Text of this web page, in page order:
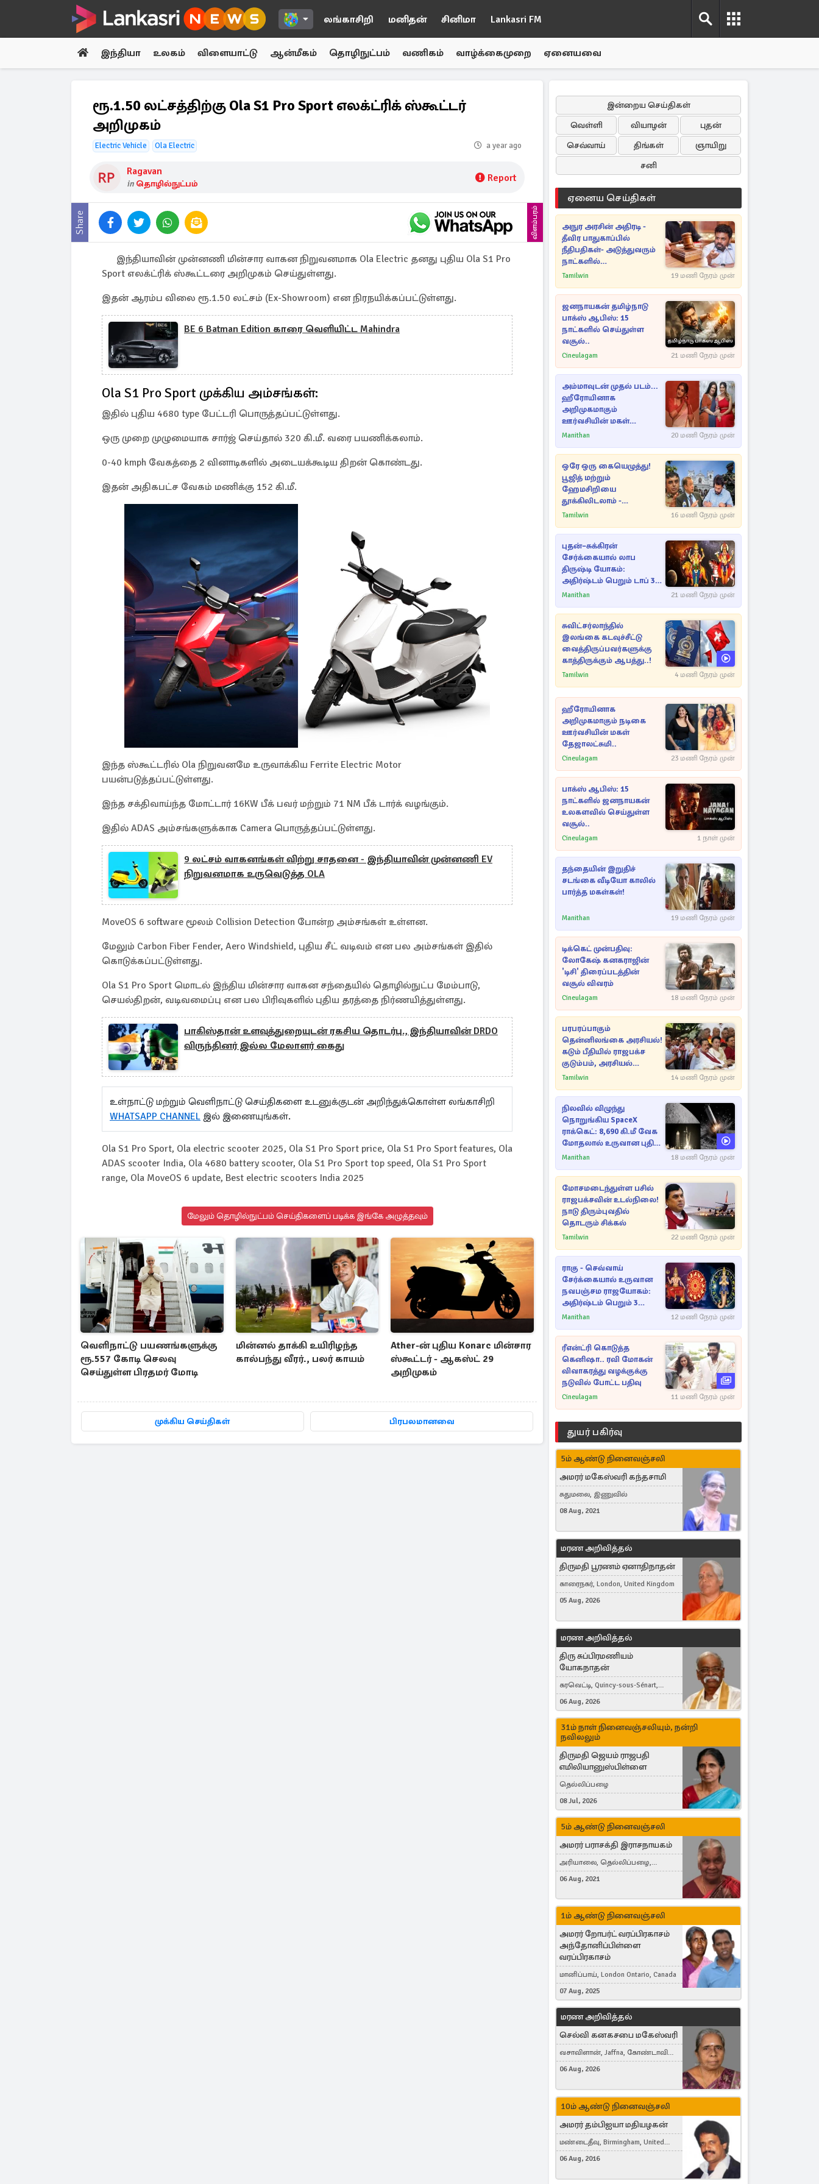
லங்காசிறி மனிதன் சினிமா Lankasri FM
இந்தியா உலகம் விளையாட்டு ஆன்மீகம் தொழிநுட்பம் வணிகம் வாழ்க்கைமுறை ஏனையவை
ரூ.1.50 லட்சத்திற்கு Ola S1 Pro Sport எலக்ட்ரிக் ஸ்கூட்டர்
அறிமுகம்
Electric Vehicle Ola Electric a year ago
Ragavan
in தொழில்நுட்பம் Report
Share விளம்பரம்
இந்தியாவின் முன்னணி மின்சார வாகன நிறுவனமாக Ola Electric தனது புதிய Ola S1 Pro
Sport எலக்ட்ரிக் ஸ்கூட்டரை அறிமுகம் செய்துள்ளது.
இதன் ஆரம்ப விலை ரூ.1.50 லட்சம் (Ex-Showroom) என நிரநயிக்கப்பட்டுள்ளது.
BE 6 Batman Edition காரை வெளியிட்ட Mahindra
Ola S1 Pro Sport முக்கிய அம்சங்கள்:
இதில் புதிய 4680 type பேட்டரி பொருத்தப்பட்டுள்ளது.
ஒரு முறை முழுமையாக சார்ஜ் செய்தால் 320 கி.மீ. வரை பயணிக்கலாம்.
0-40 kmph வேகத்தை 2 வினாடிகளில் அடையக்கூடிய திறன் கொண்டது.
இதன் அதிகபட்ச வேகம் மணிக்கு 152 கி.மீ.
இந்த ஸ்கூட்டரில் Ola நிறுவனமே உருவாக்கிய Ferrite Electric Motor
பயன்படுத்தப்பட்டுள்ளது.
இந்த சக்திவாய்ந்த மோட்டார் 16KW பீக் பவர் மற்றும் 71 NM பீக் டார்க் வழங்கும்.
இதில் ADAS அம்சங்களுக்காக Camera பொருத்தப்பட்டுள்ளது.
9 லட்சம் வாகனங்கள் விற்று சாதனை - இந்தியாவின் முன்னணி EV
நிறுவனமாக உருவெடுத்த OLA
MoveOS 6 software மூலம் Collision Detection போன்ற அம்சங்கள் உள்ளன.
மேலும் Carbon Fiber Fender, Aero Windshield, புதிய சீட் வடிவம் என பல அம்சங்கள் இதில்
கொடுக்கப்பட்டுள்ளது.
Ola S1 Pro Sport மொடல் இந்திய மின்சார வாகன சந்தையில் தொழில்நுட்ப மேம்பாடு,
செயல்திறன், வடிவமைப்பு என பல பிரிவுகளில் புதிய தரத்தை நிர்ணயித்துள்ளது.
பாகிஸ்தான் உளவுத்துறையுடன் ரகசிய தொடர்பு., இந்தியாவின் DRDO
விருந்தினர் இல்ல மேலாளர் கைது
உள்நாட்டு மற்றும் வெளிநாட்டு செய்திகளை உடனுக்குடன் அறிந்துக்கொள்ள லங்காசிறி
WHATSAPP CHANNEL இல் இணையுங்கள்.
Ola S1 Pro Sport, Ola electric scooter 2025, Ola S1 Pro Sport price, Ola S1 Pro Sport features, Ola
ADAS scooter India, Ola 4680 battery scooter, Ola S1 Pro Sport top speed, Ola S1 Pro Sport
range, Ola MoveOS 6 update, Best electric scooters India 2025
மேலும் தொழில்நுட்பம் செய்திகளைப் படிக்க இங்கே அழுத்தவும்
வெளிநாட்டு பயணங்களுக்கு
ரூ.557 கோடி செலவு
செய்துள்ள பிரதமர் மோடி
மின்னல் தாக்கி உயிரிழந்த
கால்பந்து வீரர்., பலர் காயம்
Ather-ன் புதிய Konarc மின்சார
ஸ்கூட்டர் - ஆகஸ்ட் 29
அறிமுகம்
முக்கிய செய்திகள் பிரபலமானவை
இன்றைய செய்திகள்
வெள்ளி
வியாழன்
புதன்
செவ்வாய்
திங்கள்
ஞாயிறு
சனி
ஏனைய செய்திகள்
அநுர அரசின் அதிரடி -
தீவிர பாதுகாப்பில்
நீதிபதிகள்- அடுத்துவரும்
நாட்களில்
அம்பலமாகவுள்ள ரகசியம்
Tamilwin 19 மணி நேரம் முன்
ஜனநாயகன் தமிழ்நாடு
பாக்ஸ் ஆபிஸ்: 15
நாட்களில் செய்துள்ள
வசூல்..
Cineulagam 21 மணி நேரம் முன்
அம்மாவுடன் முதல் படம்...
ஹீரோயினாக
அறிமுகமாகும்
ஊர்வசியின் மகள்
தேஜலட்சுமி!
Manithan 20 மணி நேரம் முன்
ஒரே ஒரு கையெழுத்து!
பூஜித் மற்றும்
ஹேமசிறியை
தூக்கிலிடலாம் -
அநுரவுக்குச் சென்ற
Tamilwin 16 மணி நேரம் முன்
புதன்–சுக்கிரன்
சேர்க்கையால் லாப
திருஷ்டி யோகம்:
அதிர்ஷ்டம் பெறும் டாப் 3
ராசிகள்!
Manithan 21 மணி நேரம் முன்
சுவிட்சர்லாந்தில்
இலங்கை கடவுச்சீட்டு
வைத்திருப்பவர்களுக்கு
காத்திருக்கும் ஆபத்து..!
Tamilwin 4 மணி நேரம் முன்
ஹீரோயினாக
அறிமுகமாகும் நடிகை
ஊர்வசியின் மகள்
தேஜாலட்சுமி..
Cineulagam 23 மணி நேரம் முன்
பாக்ஸ் ஆபிஸ்: 15
நாட்களில் ஜனநாயகன்
உலகளவில் செய்துள்ள
வசூல்..
Cineulagam 1 நாள் முன்
தந்தையின் இறுதிச்
சடங்கை வீடியோ காலில்
பார்த்த மகள்கள்!
Manithan 19 மணி நேரம் முன்
டிக்கெட் முன்பதிவு:
லோகேஷ் கனகராஜின்
'டிசி' திரைப்படத்தின்
வசூல் விவரம்
Cineulagam 18 மணி நேரம் முன்
பரபரப்பாகும்
தென்னிலங்கை அரசியல்!
கடும் பீதியில் ராஜபக்ச
குடும்பம், அரசியல்
நட்புகள்
Tamilwin 14 மணி நேரம் முன்
நிலவில் விழுந்து
நொறுங்கிய SpaceX
ராக்கெட்: 8,690 கி.மீ வேக
மோதலால் உருவான புதிய
பள்ளம்!
Manithan 18 மணி நேரம் முன்
மோசமடைந்துள்ள பசில்
ராஜபக்சவின் உடல்நிலை!
நாடு திரும்புவதில்
தொடரும் சிக்கல்
Tamilwin 22 மணி நேரம் முன்
ராகு - செவ்வாய்
சேர்க்கையால் உருவான
நவபஞ்சம ராஜயோகம்:
அதிர்ஷ்டம் பெறும் 3
ராசிகள்!
Manithan 12 மணி நேரம் முன்
ரீஎன்ட்ரி கொடுத்த
கெனிஷா.. ரவி மோகன்
விவாகரத்து வழக்குக்கு
நடுவில் போட்ட பதிவு
Cineulagam 11 மணி நேரம் முன்
துயர் பகிர்வு
5ம் ஆண்டு நினைவஞ்சலி
அமரர் மகேஸ்வரி கந்தசாமி
சுதுமலை, இணுவில்
08 Aug, 2021
மரண அறிவித்தல்
திருமதி பூரணம் ஏனாதிநாதன்
காரைநகர், London, United Kingdom
05 Aug, 2026
மரண அறிவித்தல்
திரு சுப்பிரமணியம்
யோகநாதன்
கரவெட்டி, Quincy-sous-Sénart,
France
06 Aug, 2026
31ம் நாள் நினைவஞ்சலியும், நன்றி
நவிலலும்
திருமதி ஜெயம் ராஜபதி
எமிலியானுஸ்பிள்ளை
தெல்லிப்பழை
08 Jul, 2026
5ம் ஆண்டு நினைவஞ்சலி
அமரர் பராசக்தி இராசநாயகம்
அரியாலை, தெல்லிப்பழை,
Montreal, Canada
06 Aug, 2021
1ம் ஆண்டு நினைவஞ்சலி
அமரர் றோபர்ட் வரப்பிரகாசம்
அந்தோனிப்பிள்ளை
வரப்பிரகாசம்
மானிப்பாய், London Ontario, Canada
07 Aug, 2025
மரண அறிவித்தல்
செல்வி கனகசபை மகேஸ்வரி
வசாவிளான், Jaffna, கோண்டாவில்
கிழக்கு
06 Aug, 2026
10ம் ஆண்டு நினைவஞ்சலி
அமரர் தம்பிஐயா மதியழகன்
மண்டைதீவு, Birmingham, United
Kingdom
06 Aug, 2016